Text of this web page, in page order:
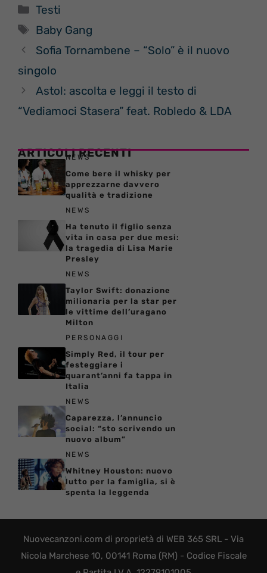
Categorie
Testi
Tag
Baby Gang
Sofia Tornambene – “Solo” è il nuovo
singolo
Astol: ascolta e leggi il testo di
“Vediamoci Stasera” feat. Robledo & LDA
ARTICOLI RECENTI
NEWS
Come bere il whisky per
apprezzarne davvero
qualità e tradizione
NEWS
Ha tenuto il figlio senza
vita in casa per due mesi:
la tragedia di Lisa Marie
Presley
NEWS
Taylor Swift: donazione
milionaria per la star per
le vittime dell’uragano
Milton
PERSONAGGI
Simply Red, il tour per
festeggiare i
quarant’anni fa tappa in
Italia
NEWS
Caparezza, l’annuncio
social: “sto scrivendo un
nuovo album”
NEWS
Whitney Houston: nuovo
lutto per la famiglia, si è
spenta la leggenda
Nuovecanzoni.com di proprietà di WEB 365 SRL - Via
Nicola Marchese 10, 00141 Roma (RM) - Codice Fiscale